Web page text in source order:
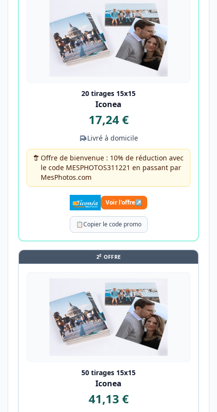
20 tirages 15x15
Iconea
17,24 €
Livré à domicile
Offre de bienvenue : 10% de réduction avec
le code MESPHOTOS311221 en passant par
MesPhotos.com
Voir l'offre↗
📋Copier le code promo
2E OFFRE
50 tirages 15x15
Iconea
41,13 €